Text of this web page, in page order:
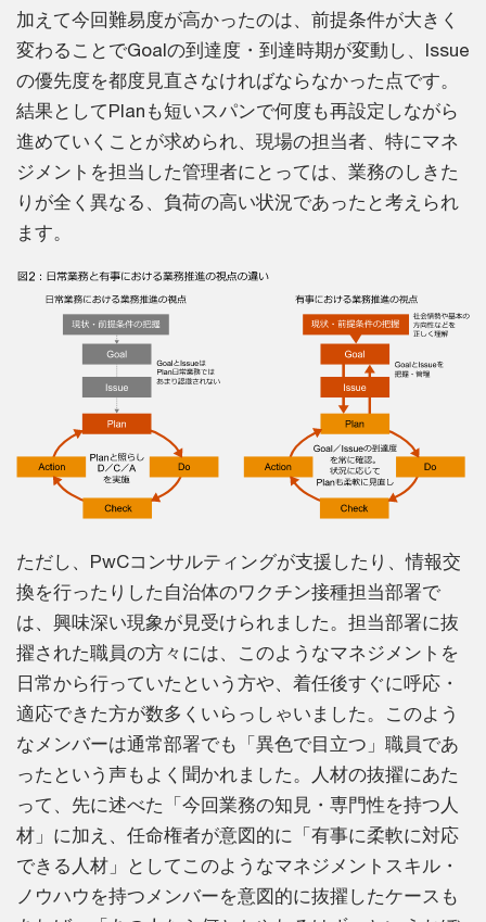
加えて今回難易度が高かったのは、前提条件が大きく
変わることでGoalの到達度・到達時期が変動し、Issue
の優先度を都度見直さなければならなかった点です。
結果としてPlanも短いスパンで何度も再設定しながら
進めていくことが求められ、現場の担当者、特にマネ
ジメントを担当した管理者にとっては、業務のしきた
りが全く異なる、負荷の高い状況であったと考えられ
ます。
ただし、PwCコンサルティングが支援したり、情報交
換を行ったりした自治体のワクチン接種担当部署で
は、興味深い現象が見受けられました。担当部署に抜
擢された職員の方々には、このようなマネジメントを
日常から行っていたという方や、着任後すぐに呼応・
適応できた方が数多くいらっしゃいました。このよう
なメンバーは通常部署でも「異色で目立つ」職員であ
ったという声もよく聞かれました。人材の抜擢にあた
って、先に述べた「今回業務の知見・専門性を持つ人
材」に加え、任命権者が意図的に「有事に柔軟に対応
できる人材」としてこのようなマネジメントスキル・
ノウハウを持つメンバーを意図的に抜擢したケースも